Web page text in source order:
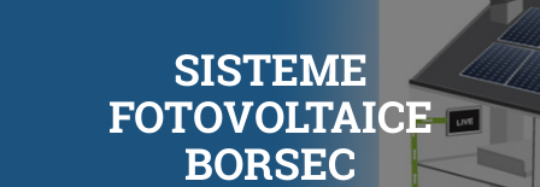
SISTEME
FOTOVOLTAICE
BORSEC